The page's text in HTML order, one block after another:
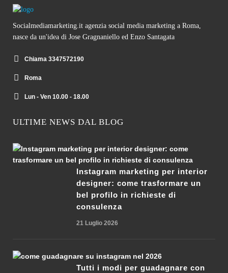
Socialmediamarketing.it agenzia social media marketing a Roma,
nasce da un'idea di Jose Gragnaniello ed Enzo Santagata
Chiama 3347572190
Roma
Lun - Ven 10.00 - 18.00
ULTIME NEWS DAL BLOG
Instagram marketing per interior
designer: come trasformare un
bel profilo in richieste di
consulenza
21 Luglio 2026
Tutti i modi per guadagnare con